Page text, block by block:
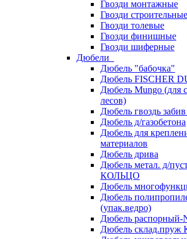
Гвозди монтажные
Гвозди строительные
Гвозди толевые
Гвозди финишные
Гвозди шиферные
Дюбели
Дюбель "бабочка"
Дюбель FISCHER
Дюбель Mungo (для
лесов)
Дюбель гвоздь
Дюбель д/газобетона
Дюбель для
материалов
Дюбель дрива
Дюбель метал. д/
КОЛЬЦО
Дюбель
Дюбель
(упак.ведро)
Дюбель распорный-
Дюбель склад.пруж